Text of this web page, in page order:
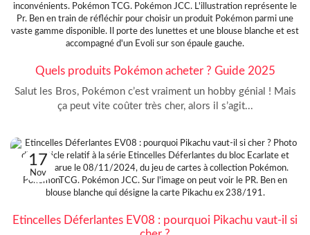
Quels produits Pokémon acheter ? Guide 2025
Salut les Bros, Pokémon c’est vraiment un hobby génial ! Mais
ça peut vite coûter très cher, alors il s’agit...
17
Nov
Etincelles Déferlantes EV08 : pourquoi Pikachu vaut-il si